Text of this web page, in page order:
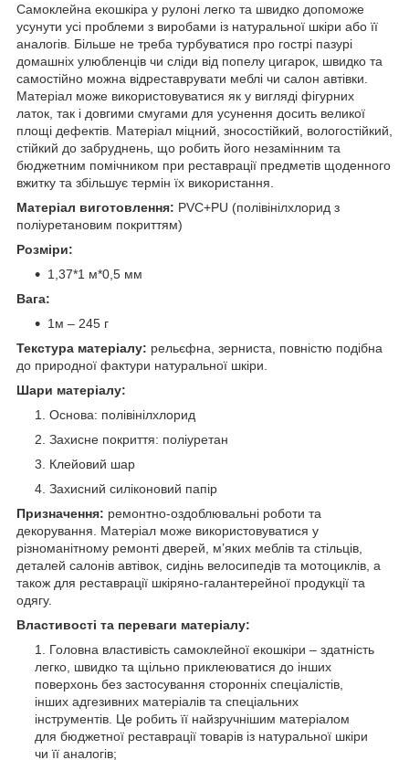
Самоклейна екошкіра у рулоні легко та швидко допоможе
усунути усі проблеми з виробами із натуральної шкіри або її
аналогів. Більше не треба турбуватися про гострі пазурі
домашніх улюбленців чи сліди від попелу цигарок, швидко та
самостійно можна відреставрувати меблі чи салон автівки.
Матеріал може використовуватися як у вигляді фігурних
латок, так і довгими смугами для усунення досить великої
площі дефектів. Матеріал міцний, зносостійкий, вологостійкий,
стійкий до забруднень, що робить його незамінним та
бюджетним помічником при реставрації предметів щоденного
вжитку та збільшує термін їх використання.
Матеріал виготовлення: PVC+PU (полівінілхлорид з
поліуретановим покриттям)
Розміри:
1,37*1 м*0,5 мм
Вага:
1м – 245 г
Текстура матеріалу: рельєфна, зерниста, повністю подібна
до природної фактури натуральної шкіри.
Шари матеріалу:
Основа: полівінілхлорид
Захисне покриття: поліуретан
Клейовий шар
Захисний силіконовий папір
Призначення: ремонтно-оздоблювальні роботи та
декорування. Матеріал може використовуватися у
різноманітному ремонті дверей, м’яких меблів та стільців,
деталей салонів автівок, сидінь велосипедів та мотоциклів, а
також для реставрації шкіряно-галантерейної продукції та
одягу.
Властивості та переваги матеріалу:
Головна властивість самоклейної екошкіри – здатність
легко, швидко та щільно приклеюватися до інших
поверхонь без застосування сторонніх спеціалістів,
інших адгезивних матеріалів та спеціальних
інструментів. Це робить її найзручнішим матеріалом
для бюджетної реставрації товарів із натуральної шкіри
чи її аналогів;